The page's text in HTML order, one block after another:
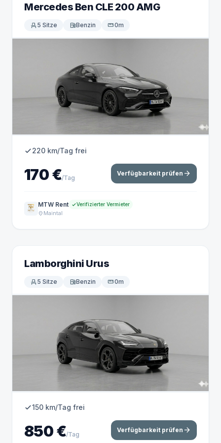
Mercedes Ben CLE 200 AMG
event_seat 5 Sitze local_gas_stationBenzin straighten0m
220 km/Tag frei
170 €/Tag
Verfügbarkeit prüfen arrow_forward
MTW Rent Verifizierter Vermieter
location_on Maintal
Lamborghini Urus
event_seat 5 Sitze local_gas_stationBenzin straighten0m
150 km/Tag frei
850 €/Tag
Verfügbarkeit prüfen arrow_forward